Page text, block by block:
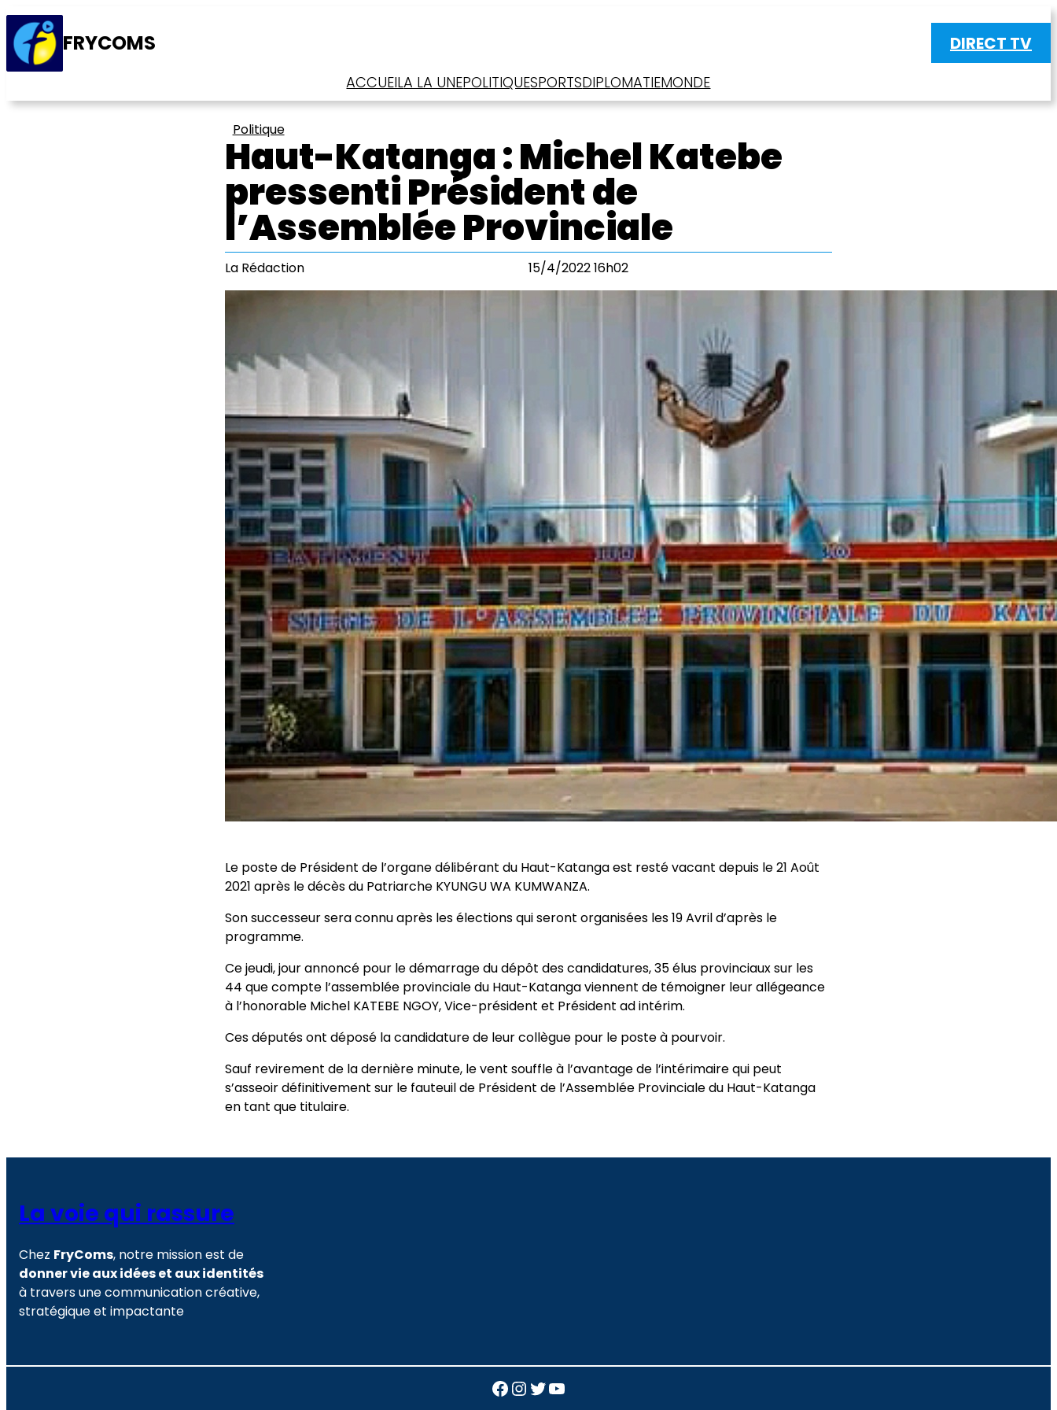
FRYCOMS DIRECT TV
ACCUEILA LA UNEPOLITIQUESPORTSDIPLOMATIEMONDE
Politique
Haut-Katanga : Michel Katebe
pressenti Président de
l’Assemblée Provinciale
La Rédaction 15/4/2022 16h02
Le poste de Président de l’organe délibérant du Haut-Katanga est resté vacant depuis le 21 Août
2021 après le décès du Patriarche KYUNGU WA KUMWANZA.
Son successeur sera connu après les élections qui seront organisées les 19 Avril d’après le
programme.
Ce jeudi, jour annoncé pour le démarrage du dépôt des candidatures, 35 élus provinciaux sur les
44 que compte l’assemblée provinciale du Haut-Katanga viennent de témoigner leur allégeance
à l’honorable Michel KATEBE NGOY, Vice-président et Président ad intérim.
Ces députés ont déposé la candidature de leur collègue pour le poste à pourvoir.
Sauf revirement de la dernière minute, le vent souffle à l’avantage de l’intérimaire qui peut
s’asseoir définitivement sur le fauteuil de Président de l’Assemblée Provinciale du Haut-Katanga
en tant que titulaire.
La voie qui rassure
Chez FryComs, notre mission est de
donner vie aux idées et aux identités
à travers une communication créative,
stratégique et impactante
Facebook
Instagram
Twitter
YouTube